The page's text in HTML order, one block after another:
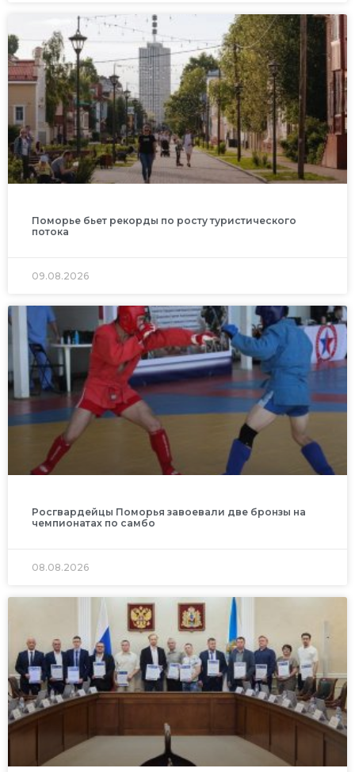
Поморье бьет рекорды по росту туристического
потока
09.08.2026
Росгвардейцы Поморья завоевали две бронзы на
чемпионатах по самбо
08.08.2026